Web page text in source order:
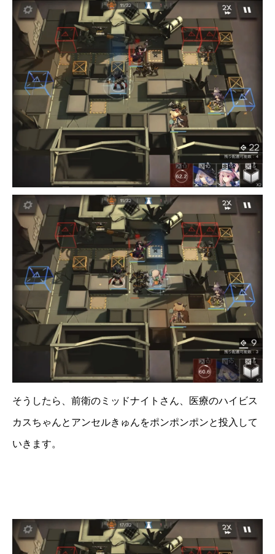
そうしたら、前衛のミッドナイトさん、医療のハイビス
カスちゃんとアンセルきゅんをポンポンポンと投入して
いきます。